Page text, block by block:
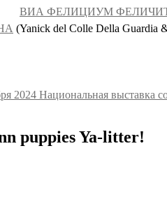
ВИА ФЕЛИЦИУМ
(Yanick del Colle Della
2024 Национальная
puppies Ya-litter!